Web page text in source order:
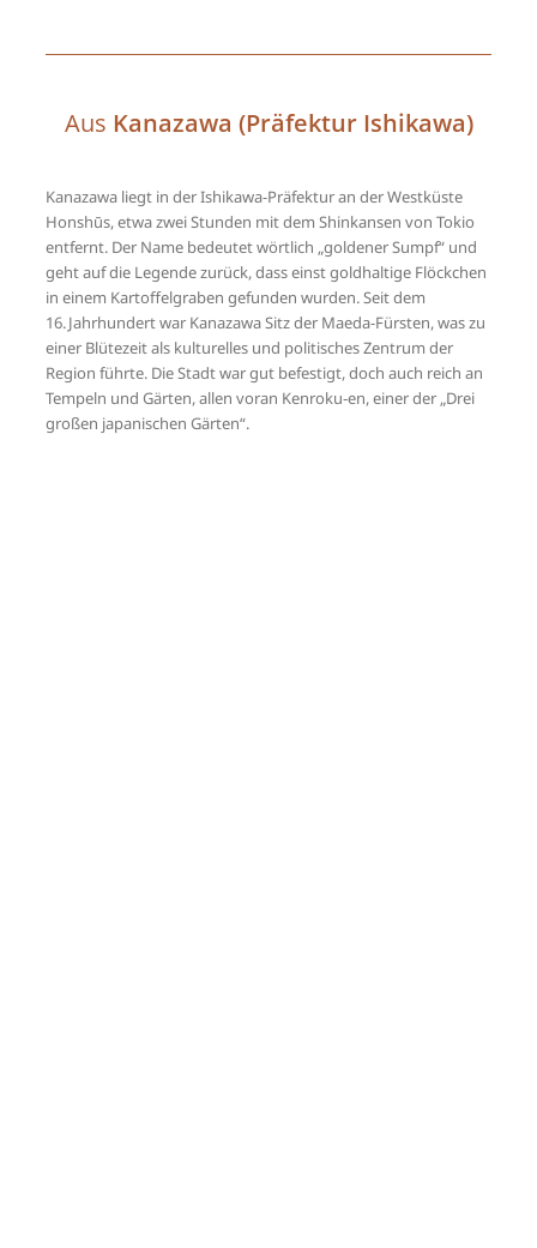
Aus Kanazawa (Präfektur Ishikawa)
Kanazawa liegt in der Ishikawa-Präfektur an der Westküste
Honshūs, etwa zwei Stunden mit dem Shinkansen von Tokio
entfernt. Der Name bedeutet wörtlich „goldener Sumpf“ und
geht auf die Legende zurück, dass einst goldhaltige Flöckchen
in einem Kartoffelgraben gefunden wurden.Seit dem
16. Jahrhundert war Kanazawa Sitz der Maeda-Fürsten, was zu
einer Blütezeit als kulturelles und politisches Zentrum der
Region führte. Die Stadt war gut befestigt, doch auch reich an
Tempeln und Gärten, allen voran Kenroku‑en, einer der „Drei
großen japanischen Gärten“.